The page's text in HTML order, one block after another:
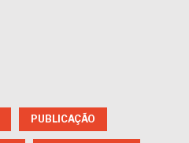
PUBLICAÇÃO